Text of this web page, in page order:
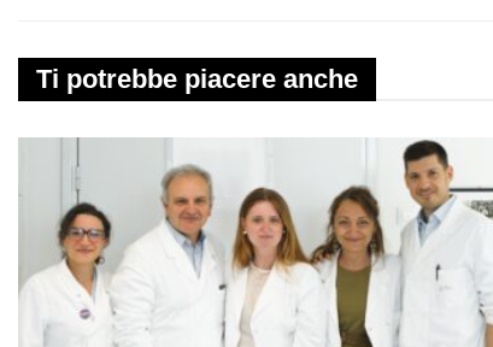
Ti potrebbe piacere anche